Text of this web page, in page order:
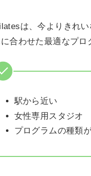
は、今よりきれ
合わせた最適なプロ
駅から近い
女性専用スタジオ
プログラムの種類